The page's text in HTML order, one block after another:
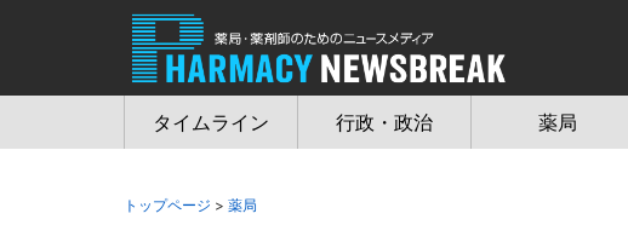
タイムライン 行政・政治 薬局
トップページ > 薬局